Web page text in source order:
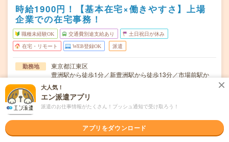
時給1900円！【基本在宅×働きやすさ】上場
企業での在宅事務！
職種未経験OK 交通費別途支給あり 土日祝日が休み
在宅・リモート WEB登録OK 派遣
勤務地
東京都江東区
豊洲駅から徒歩1分／新豊洲駅から徒歩13分／市場前駅か
ら徒歩19分
曜日頻度 月～金※土日休み！
時間
期間 2026/10/上旬～長期（3カ月以上） ★10月～OK！
大人気！
エン派遣アプリ
派遣のお仕事情報がたくさん！プッシュ通知で受け取ろう！
アプリをダウンロード